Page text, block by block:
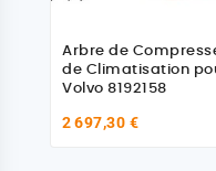
Arbre de
de Climatisation
Volvo 8192158
2 697,30 €